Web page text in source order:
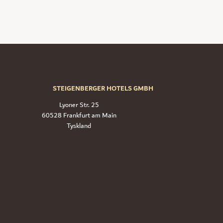
STEIGENBERGER HOTELS GMBH
Lyoner Str. 25
60528 Frankfurt am Main
Tyskland